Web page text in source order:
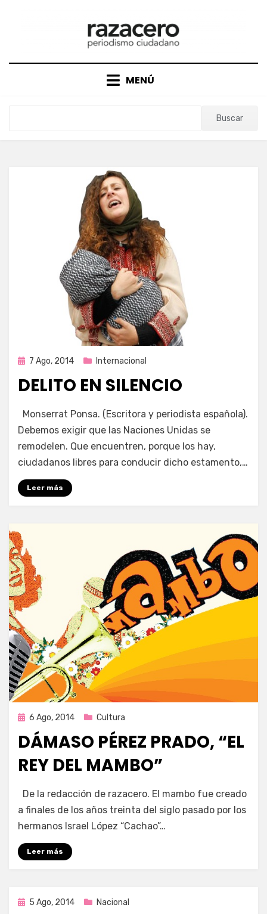
MENÚ
Buscar
Publicada
7 Ago, 2014 Internacional
DELITO EN SILENCIO
Enrique
Monserrat Ponsa. (Escritora y periodista española).
Debemos exigir que las Naciones Unidas se
remodelen. Que encuentren, porque los hay,
ciudadanos libres para conducir dicho estamento,…
Leer más
Publicada
6 Ago, 2014 Cultura
DÁMASO PÉREZ PRADO, “EL
REY DEL MAMBO”
por Enrique
De la redacción de razacero. El mambo fue creado
a finales de los años treinta del siglo pasado por los
hermanos Israel López “Cachao”…
Leer más
Publicada
5 Ago, 2014 Nacional